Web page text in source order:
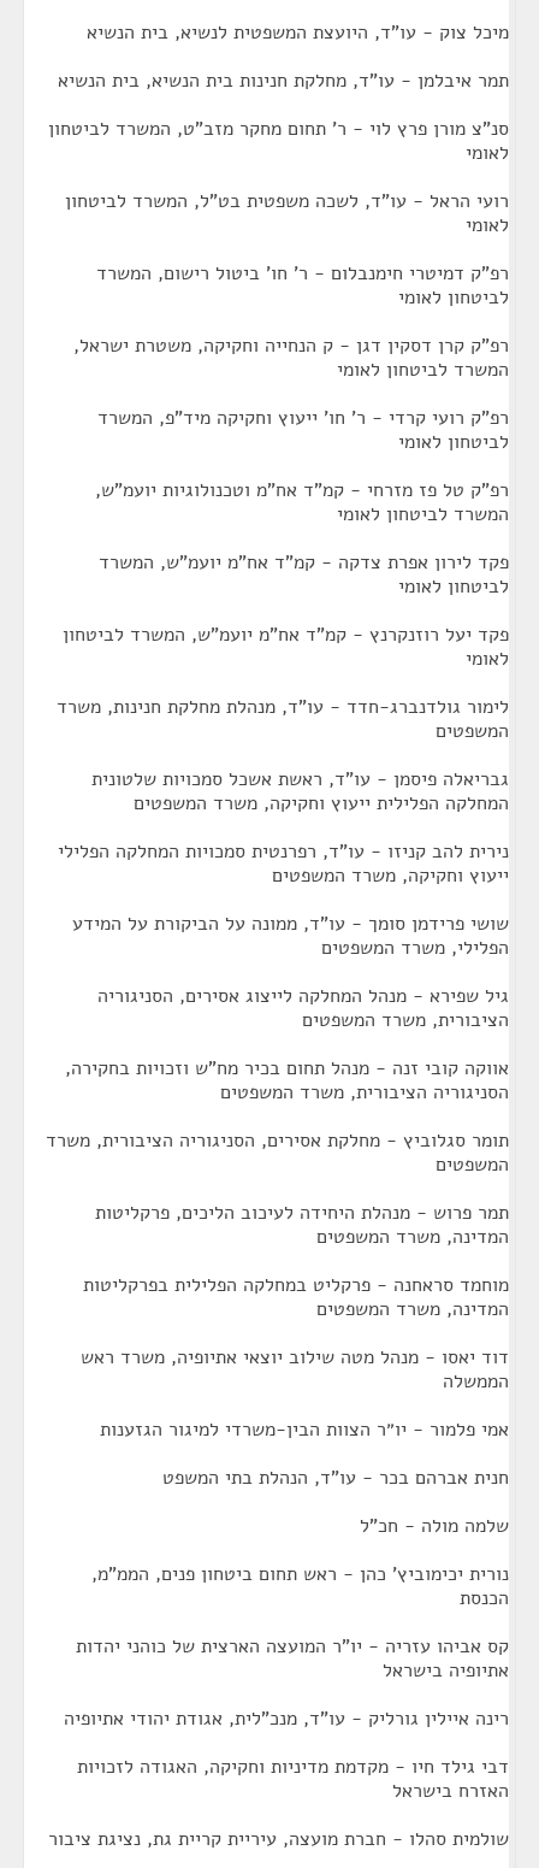
מיכל צוק - עו"ד, היועצת המשפטית לנשיא, בית הנשיא
תמר איבלמן - עו"ד, מחלקת חנינות בית הנשיא, בית הנשיא
סנ"צ מורן פרץ לוי - ר' תחום מחקר מזב"ט, המשרד לביטחון
לאומי
רועי הראל - עו"ד, לשכה משפטית בט"ל, המשרד לביטחון
לאומי
רפ"ק דמיטרי חימנבלום - ר' חו' ביטול רישום, המשרד
לביטחון לאומי
רפ"ק קרן דסקין דגן - ק הנחייה וחקיקה, משטרת ישראל,
המשרד לביטחון לאומי
רפ"ק רועי קרדי - ר' חו' ייעוץ וחקיקה מיד"פ, המשרד
לביטחון לאומי
רפ"ק טל פז מזרחי - קמ"ד אח"מ וטכנולוגיות יועמ"ש,
המשרד לביטחון לאומי
פקד לירון אפרת צדקה - קמ"ד אח"מ יועמ"ש, המשרד
לביטחון לאומי
פקד יעל רוזנקרנץ - קמ"ד אח"מ יועמ"ש, המשרד לביטחון
לאומי
לימור גולדנברג-חדד - עו"ד, מנהלת מחלקת חנינות, משרד
המשפטים
גבריאלה פיסמן - עו"ד, ראשת אשכל סמכויות שלטונית
המחלקה הפלילית ייעוץ וחקיקה, משרד המשפטים
נירית להב קניזו - עו"ד, רפרנטית סמכויות המחלקה הפלילי
ייעוץ וחקיקה, משרד המשפטים
שושי פרידמן סומך - עו"ד, ממונה על הביקורת על המידע
הפלילי, משרד המשפטים
גיל שפירא - מנהל המחלקה לייצוג אסירים, הסניגוריה
הציבורית, משרד המשפטים
אווקה קובי זנה - מנהל תחום בכיר מח"ש וזכויות בחקירה,
הסניגוריה הציבורית, משרד המשפטים
תומר סגלוביץ - מחלקת אסירים, הסניגוריה הציבורית, משרד
המשפטים
תמר פרוש - מנהלת היחידה לעיכוב הליכים, פרקליטות
המדינה, משרד המשפטים
מוחמד סראחנה - פרקליט במחלקה הפלילית בפרקליטות
המדינה, משרד המשפטים
דוד יאסו - מנהל מטה שילוב יוצאי אתיופיה, משרד ראש
הממשלה
אמי פלמור - יו״ר הצוות הבין-משרדי למיגור הגזענות
חנית אברהם בכר - עו"ד, הנהלת בתי המשפט
שלמה מולה - חכ"ל
נורית יכימוביץ' כהן - ראש תחום ביטחון פנים, הממ"מ,
הכנסת
קס אביהו עזריה - יו"ר המועצה הארצית של כוהני יהדות
אתיופיה בישראל
רינה איילין גורליק - עו"ד, מנכ"לית, אגודת יהודי אתיופיה
דבי גילד חיו - מקדמת מדיניות וחקיקה, האגודה לזכויות
האזרח בישראל
שולמית סהלו - חברת מועצה, עיריית קריית גת, נציגת ציבור